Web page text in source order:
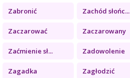
Zabronić Zachód słońc...
Zaczarować Zaczarowany
Zaćmienie sł... Zadowolenie
Zagadka Zagłodzić